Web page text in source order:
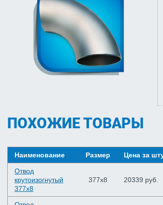
ПОХОЖИЕ ТОВАРЫ
Наименование Размер Цена за
Отвод
крутоизогнутый
377х8
377х8 20339 руб.